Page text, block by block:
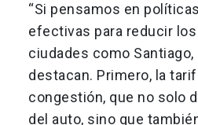
“Si pensamos en
efectivas para reducir
ciudades como
destacan. Primero, la
congestión, que no solo
del auto, sino que